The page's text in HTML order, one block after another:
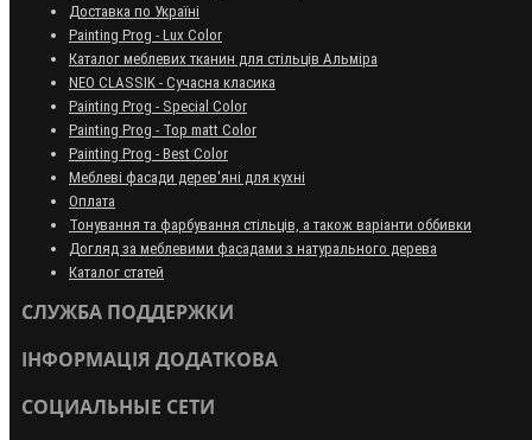
Доставка по Україні
Painting Prog - Lux Color
Каталог меблевих тканин для стільців Альміра
NEO CLASSIK - Сучасна класика
Painting Prog - Special Color
Painting Prog - Top matt Color
Painting Prog - Best Color
Меблеві фасади дерев'яні для кухні
Оплата
Тонування та фарбування стільців, а також варіанти оббивки
Догляд за меблевими фасадами з натурального дерева
Каталог статей
СЛУЖБА ПОДДЕРЖКИ
ІНФОРМАЦІЯ ДОДАТКОВА
СОЦИАЛЬНЫЕ СЕТИ